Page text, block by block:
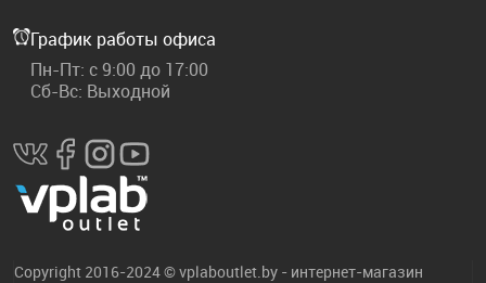
График работы офиса
Пн-Пт: с 9:00 до 17:00
Сб-Вс: Выходной
Copyright 2016-2024 © vplaboutlet.by - интернет-магазин